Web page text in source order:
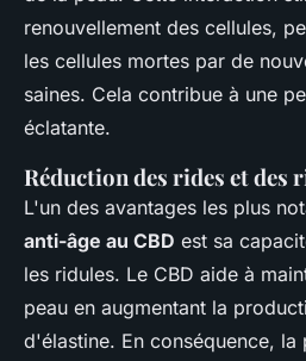
renouvellement des cellules,
les cellules mortes par de
saines. Cela contribue à une
éclatante.
Réduction des rides et des
L'un des avantages les plus
anti-âge au CBD est sa
les ridules. Le CBD aide à
peau en augmentant la
d'élastine. En conséquence,